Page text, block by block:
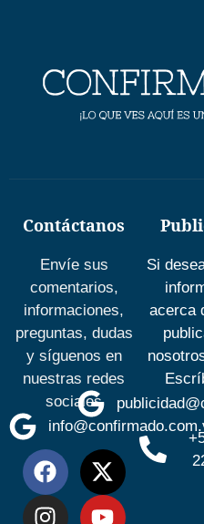
Contáctanos
Envíe sus
comentarios,
informaciones,
preguntas, dudas
y síguenos en
nuestras redes
sociales
Si
acerca